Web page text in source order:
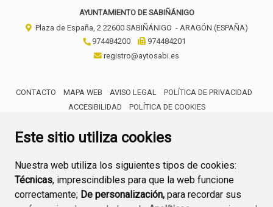
Este sitio utiliza cookies
Nuestra web utiliza los siguientes tipos de cookies:
Técnicas, imprescindibles para que la web funcione
correctamente; De personalización, para recordar sus
AYUNTAMIENTO DE SABIÑÁNIGO
Plaza de España, 2 22600 SABIÑÁNIGO - ARAGÓN (ESPAÑA)
974484200
974484201
registro@aytosabi.es
CONTACTO MAPA WEB AVISO LEGAL
POLÍTICA DE PRIVACIDAD
ACCESIBILIDAD
POLÍTICA DE COOKIES